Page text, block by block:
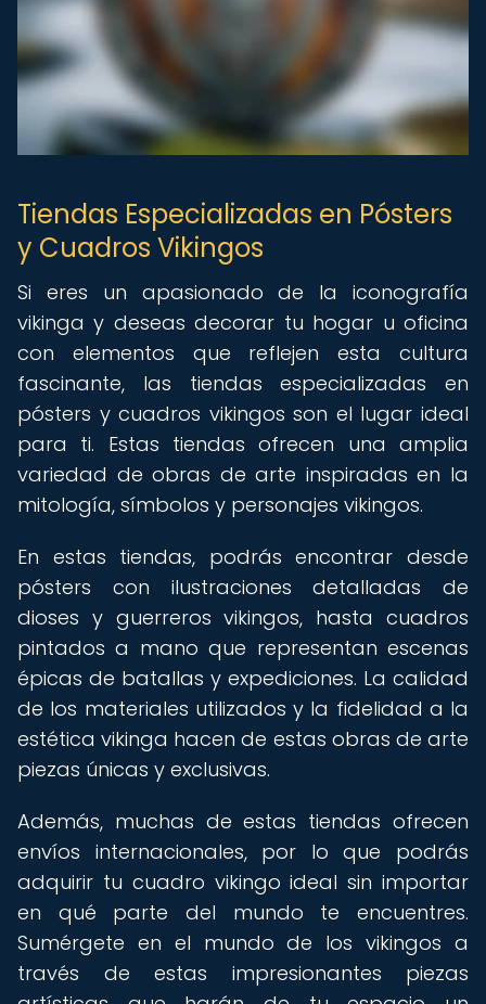
Tiendas Especializadas en Pósters
y Cuadros Vikingos
Si eres un apasionado de la iconografía
vikinga y deseas decorar tu hogar u oficina
con elementos que reflejen esta cultura
fascinante, las tiendas especializadas en
pósters y cuadros vikingos son el lugar ideal
para ti. Estas tiendas ofrecen una amplia
variedad de obras de arte inspiradas en la
mitología, símbolos y personajes vikingos.
En estas tiendas, podrás encontrar desde
pósters con ilustraciones detalladas de
dioses y guerreros vikingos, hasta cuadros
pintados a mano que representan escenas
épicas de batallas y expediciones. La calidad
de los materiales utilizados y la fidelidad a la
estética vikinga hacen de estas obras de arte
piezas únicas y exclusivas.
Además, muchas de estas tiendas ofrecen
envíos internacionales, por lo que podrás
adquirir tu cuadro vikingo ideal sin importar
en qué parte del mundo te encuentres.
Sumérgete en el mundo de los vikingos a
través de estas impresionantes piezas